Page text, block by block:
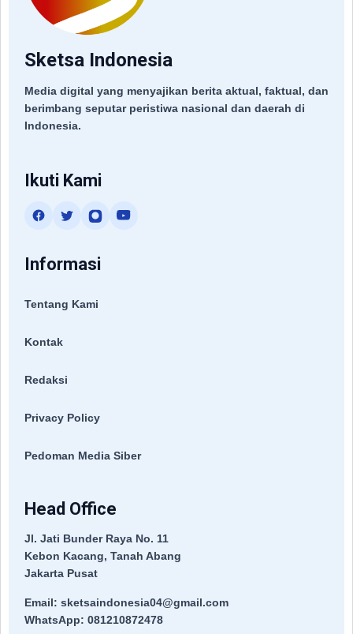
Sketsa Indonesia
Media digital yang menyajikan berita aktual, faktual, dan
berimbang seputar peristiwa nasional dan daerah di
Indonesia.
Ikuti Kami
Informasi
Tentang Kami
Kontak
Redaksi
Privacy Policy
Pedoman Media Siber
Head Office
Jl. Jati Bunder Raya No. 11
Kebon Kacang, Tanah Abang
Jakarta Pusat
Email: sketsaindonesia04@gmail.com
WhatsApp: 081210872478